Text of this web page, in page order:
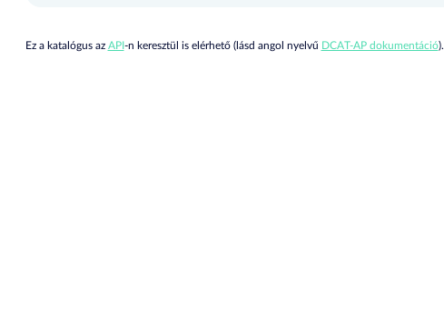
Ez a katalógus az API-n keresztül is elérhető (lásd angol nyelvű DCAT-AP dokumentáció).